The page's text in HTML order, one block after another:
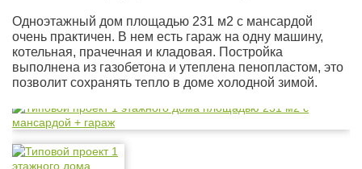
Одноэтажный дом площадью 231 м2 с мансардой
очень практичен. В нем есть гараж на одну машину,
котельная, прачечная и кладовая. Постройка
выполнена из газобетона и утеплена пенопластом, это
позволит сохранять тепло в доме холодной зимой.